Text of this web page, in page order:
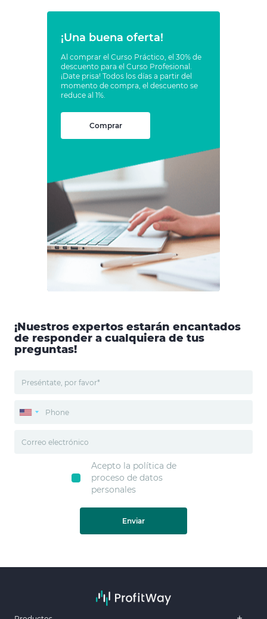
¡Una buena oferta!
Al comprar el Curso Práctico, el 30% de
descuento para el Curso Profesional.
¡Date prisa! Todos los días a partir del
momento de compra, el descuento se
reduce al 1%.
Comprar
¡Nuestros expertos estarán encantados
de responder a cualquiera de tus
preguntas!
Acepto la política de
proceso de datos
personales
Enviar